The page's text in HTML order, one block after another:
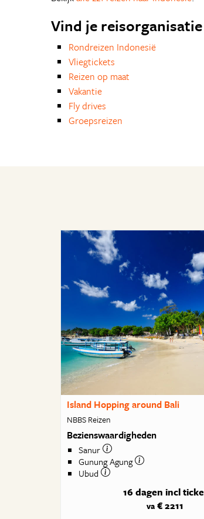
Vind je reisorganisatie
Rondreizen Indonesië
Vliegtickets
Reizen op maat
Vakantie
Fly drives
Groepsreizen
Island Hopping around Bali
NBBS Reizen
Bezienswaardigheden
Sanur
Gunung Agung
Ubud
16 dagen incl
va € 2211